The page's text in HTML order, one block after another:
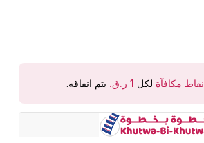
نقاط مكافآة لكل يتم انفاقه.